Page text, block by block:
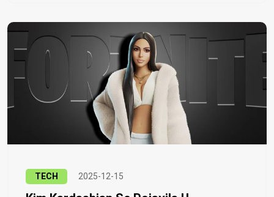
TECH 2025-12-15